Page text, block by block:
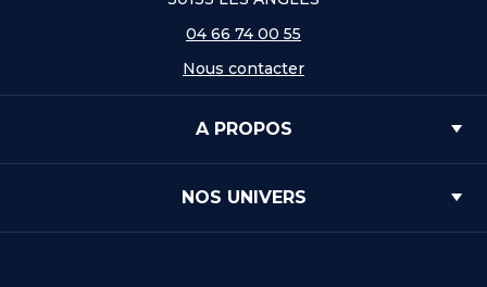
04 66 74 00 55
Nous contacter
A PROPOS
NOS UNIVERS